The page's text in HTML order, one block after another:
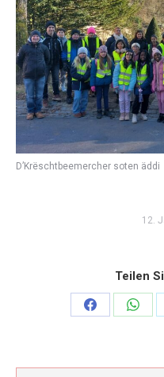
D’Krëschtbeemercher soten äddi
12.
Teilen
Share
Share